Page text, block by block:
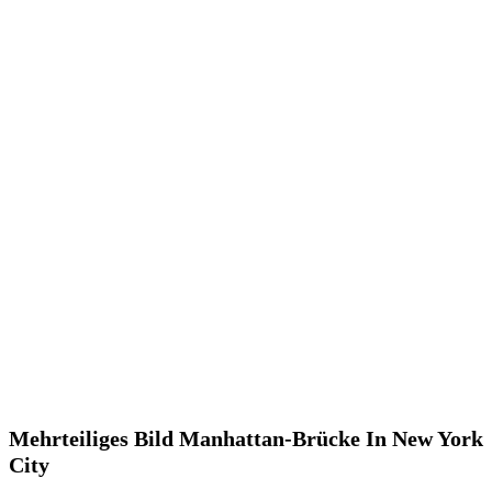
Mehrteiliges Bild Manhattan-Brücke In New York
City